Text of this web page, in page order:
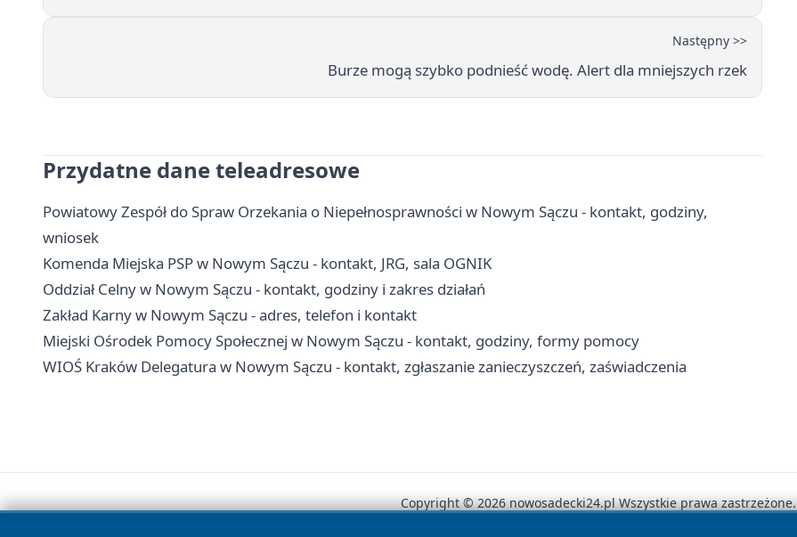
Następny >>
Burze mogą szybko podnieść wodę. Alert dla mniejszych rzek
Przydatne dane teleadresowe
Powiatowy Zespół do Spraw Orzekania o Niepełnosprawności w Nowym Sączu - kontakt, godziny,
wniosek
Komenda Miejska PSP w Nowym Sączu - kontakt, JRG, sala OGNIK
Oddział Celny w Nowym Sączu - kontakt, godziny i zakres działań
Zakład Karny w Nowym Sączu - adres, telefon i kontakt
Miejski Ośrodek Pomocy Społecznej w Nowym Sączu - kontakt, godziny, formy pomocy
WIOŚ Kraków Delegatura w Nowym Sączu - kontakt, zgłaszanie zanieczyszczeń, zaświadczenia
Copyright © 2026 nowosadecki24.pl Wszystkie prawa zastrzeżone.